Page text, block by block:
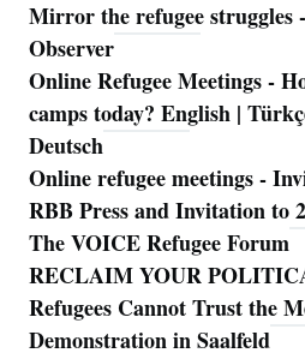
Mirror the refugee struggles
Observer
Online Refugee Meetings -
camps today? English |
Deutsch
Online refugee meetings -
RBB Press and Invitation to
The VOICE Refugee Forum
RECLAIM YOUR
Refugees Cannot Trust the
Demonstration in Saalfeld